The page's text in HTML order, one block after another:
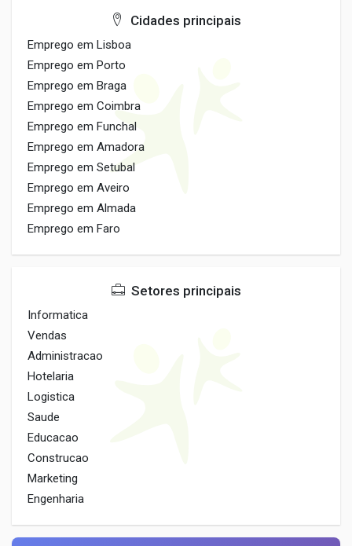
Cidades principais
Emprego em Lisboa
Emprego em Porto
Emprego em Braga
Emprego em Coimbra
Emprego em Funchal
Emprego em Amadora
Emprego em Setubal
Emprego em Aveiro
Emprego em Almada
Emprego em Faro
Setores principais
Informatica
Vendas
Administracao
Hotelaria
Logistica
Saude
Educacao
Construcao
Marketing
Engenharia